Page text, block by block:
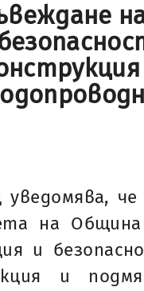
уведомява,
на
и
и